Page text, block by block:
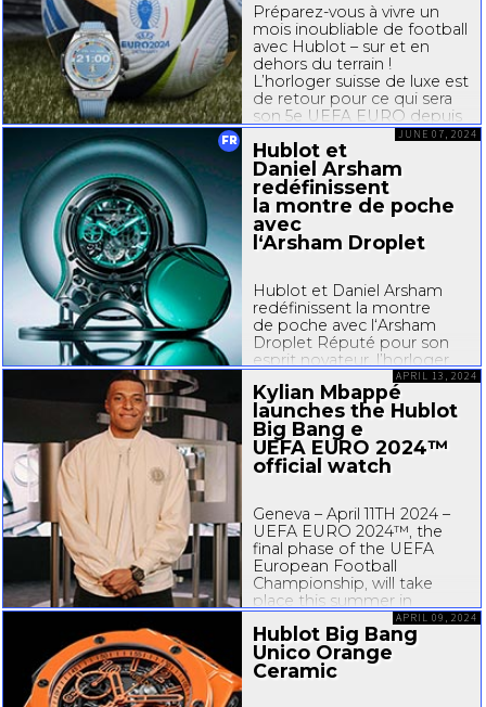
Préparez-vous à vivre un
mois inoubliable de football
avec Hublot – sur et en
dehors du terrain !
L’horloger suisse de luxe est
de retour pour ce qui sera
son 5e UEFA EURO depuis
2008. Hublot sera sur le
terrain de la 17e édition
de l’UEFA...
FR
Hublot et
Daniel Arsham
redéfinissent
la montre de poche
avec
l‘Arsham Droplet
Hublot et Daniel Arsham
redéfinissent la montre
de poche avec l‘Arsham
Droplet Réputé pour son
esprit novateur, l’horloger
suisse de luxe Hublot
dévoile une collaboration
inédite avec le célèbre
artiste contemporain Daniel
Arsham. De ce partenariat
visionnaire est née l’Arsham
JUNE 07, 2024
Kylian Mbappé
launches the Hublot
Big Bang e
UEFA EURO 2024™
official watch
Geneva – April 11TH 2024 –
UEFA EURO 2024™, the
final phase of the UEFA
European Football
Championship, will take
place this summer in
Germany. Ahead of this
festival of European
football, Hublot and Kylian
Mbappé, the brand's
APRIL 13, 2024
Hublot Big Bang
Unico Orange
Ceramic
APRIL 09, 2024